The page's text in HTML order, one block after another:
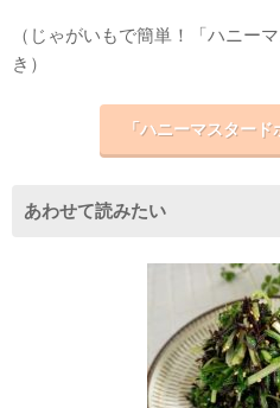
（じゃがいもで簡単！「ハニー
き）
「ハニーマスター
あわせて読みたい